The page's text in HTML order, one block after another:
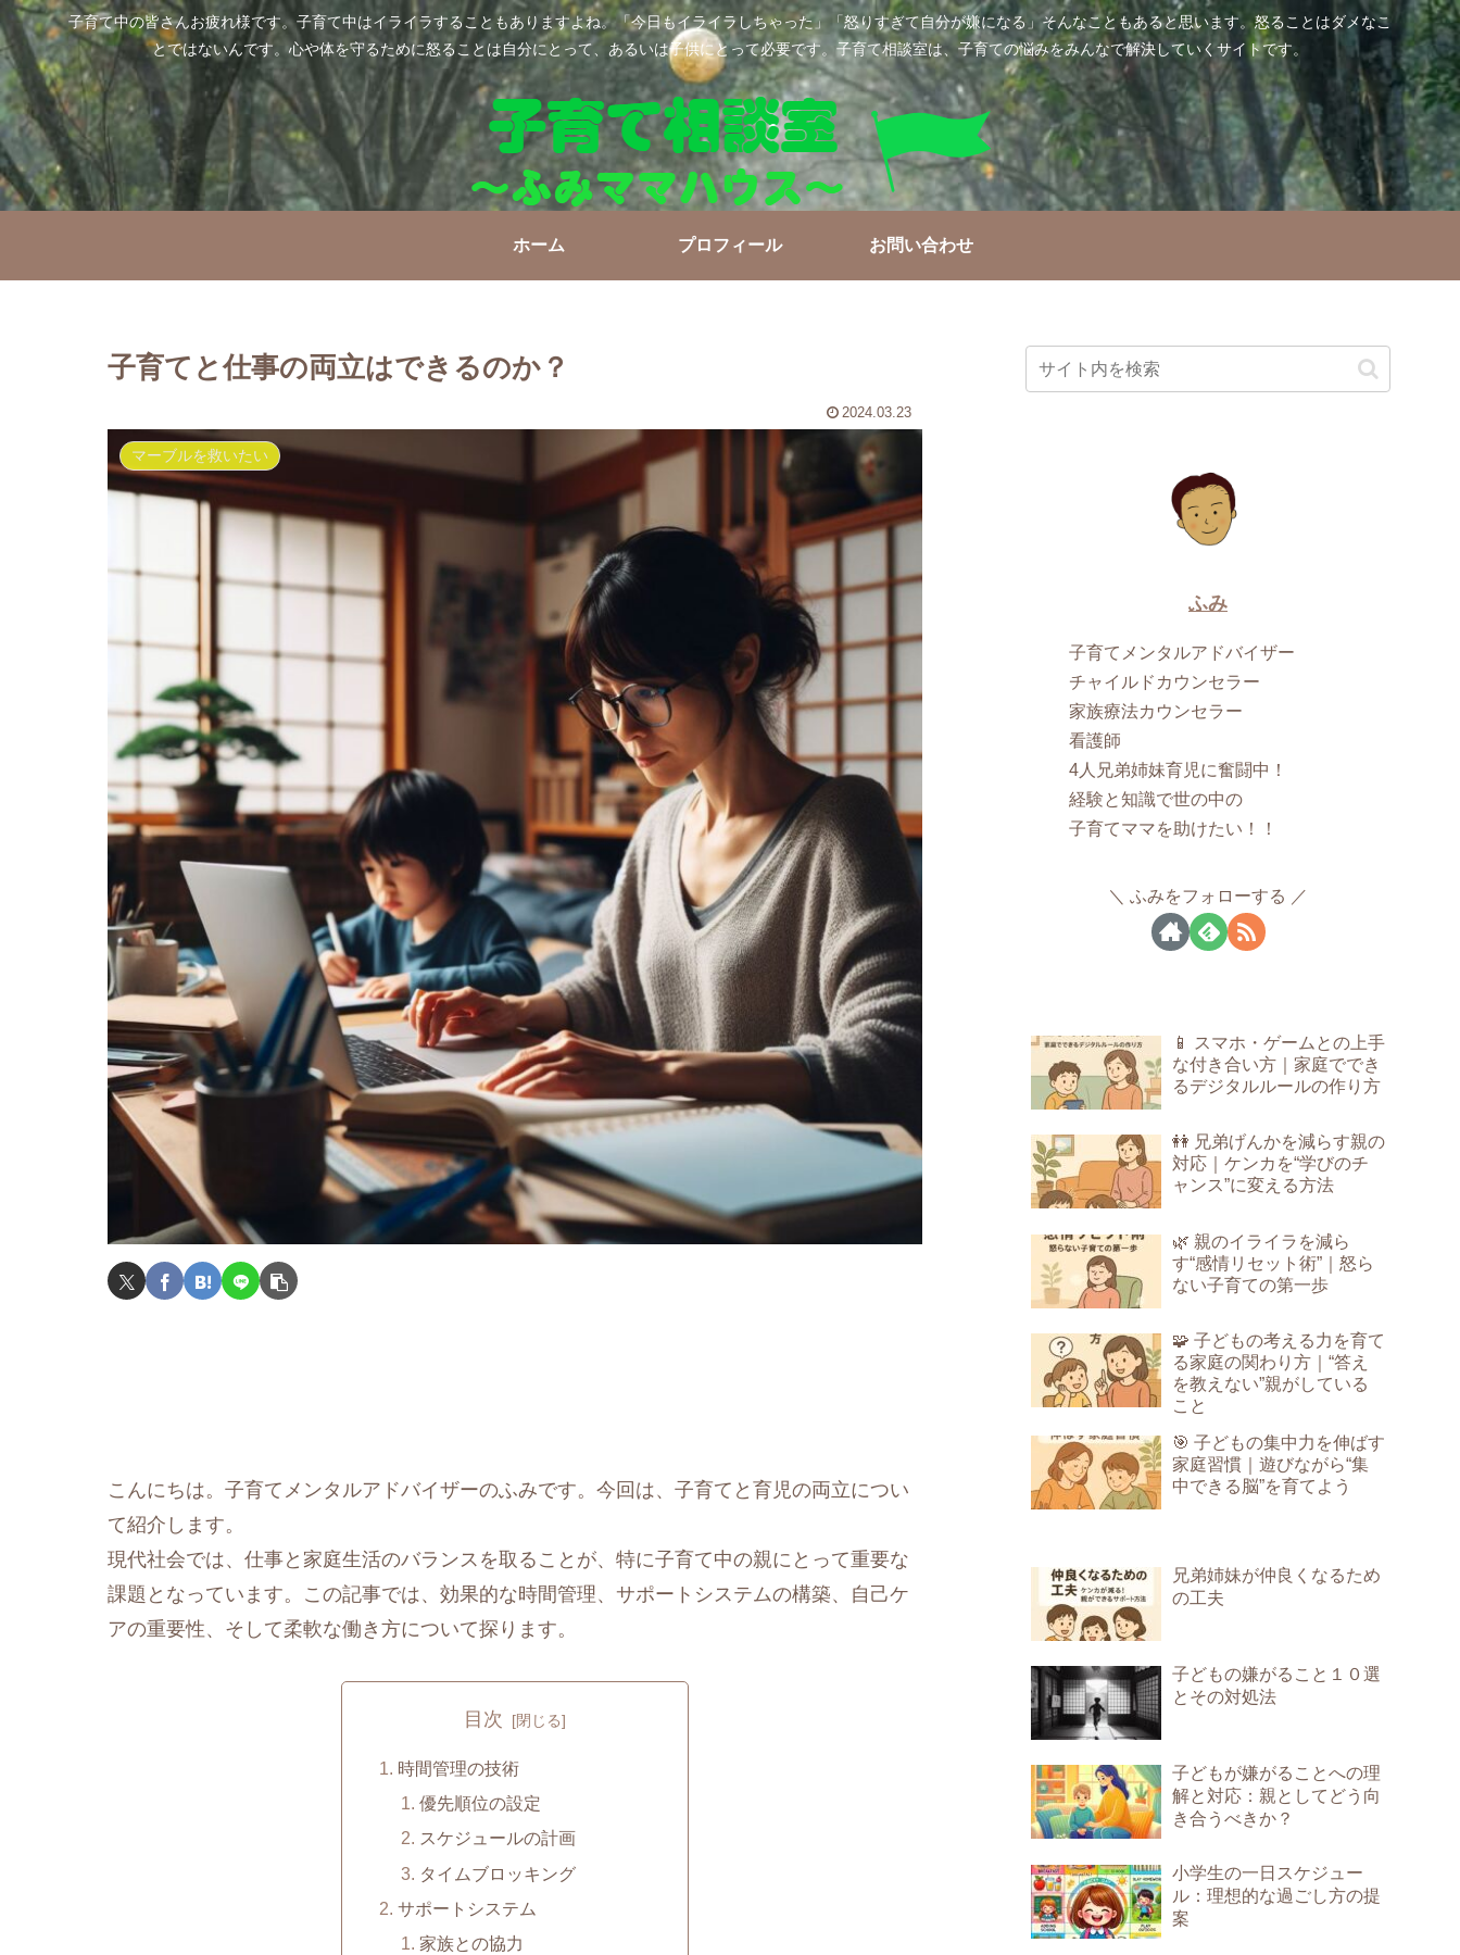
子育て中の皆さんお疲れ様です。子育て中はイライラすることもありますよね。「今日もイライラしちゃった」「怒りすぎて自分が嫌になる」そんなこともあると思います。怒ることはダメなこ
とではないんです。心や体を守るために怒ることは自分にとって、あるいは子供にとって必要です。子育て相談室は、子育ての悩みをみんなで解決していくサイトです。
ホーム プロフィール お問い合わせ
子育てと仕事の両立はできるのか？
2024.03.23
マーブルを救いたい
こんにちは。子育てメンタルアドバイザーのふみです。今回は、子育てと育児の両立につい
て紹介します。
現代社会では、仕事と家庭生活のバランスを取ることが、特に子育て中の親にとって重要な
課題となっています。この記事では、効果的な時間管理、サポートシステムの構築、自己ケ
アの重要性、そして柔軟な働き方について探ります。
目次
時間管理の技術
優先順位の設定
スケジュールの計画
タイムブロッキング
サポートシステム
家族との協力
ふみ
子育てメンタルアドバイザー
チャイルドカウンセラー
家族療法カウンセラー
看護師
4人兄弟姉妹育児に奮闘中！
経験と知識で世の中の
子育てママを助けたい！！
ふみをフォローする
📱 スマホ・ゲームとの上手
な付き合い方｜家庭ででき
るデジタルルールの作り方
👭 兄弟げんかを減らす親の
対応｜ケンカを“学びのチ
ャンス”に変える方法
🌿 親のイライラを減ら
す“感情リセット術”｜怒ら
ない子育ての第一歩
🧩 子どもの考える力を育て
る家庭の関わり方｜“答え
を教えない”親がしている
こと
🎯 子どもの集中力を伸ばす
家庭習慣｜遊びながら“集
中できる脳”を育てよう
兄弟姉妹が仲良くなるため
の工夫
子どもの嫌がること１０選
とその対処法
子どもが嫌がることへの理
解と対応：親としてどう向
き合うべきか？
小学生の一日スケジュー
ル：理想的な過ごし方の提
案